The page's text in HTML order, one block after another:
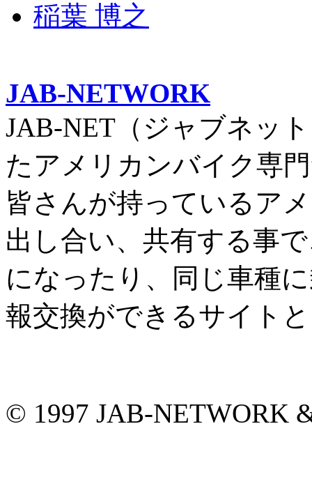
稲葉 博之
JAB-NETWORK
JAB-NET（ジャブネッ
たアメリカンバイク専
皆さんが持っているア
出し合い、共有する事
になったり、同じ車種
報交換ができるサイト
© 1997 JAB-NETWORK